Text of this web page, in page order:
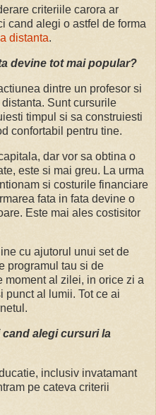
criteriile carora ar
cand alegi o astfel de forma
distanta.
devine tot mai popular?
dintre un profesor si
Sunt cursurile
timpul si sa construiesti
confortabil pentru tine.
dar vor sa obtina o
este si mai greu. La urma
si costurile financiare
fata in fata devine o
Este mai ales costisitor
cu ajutorul unui set de
programul tau si de
moment al zilei, in orice zi a
punct al lumii. Tot ce ai
alegi cursuri la
inclusiv invatamant
pe cateva criterii